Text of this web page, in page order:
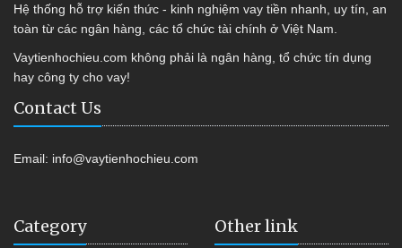
Hệ thống hỗ trợ kiến thức - kinh nghiệm vay tiền nhanh, uy tín, an
toàn từ các ngân hàng, các tổ chức tài chính ở Việt Nam.
Vaytienhochieu.com không phải là ngân hàng, tổ chức tín dụng
hay công ty cho vay!
Contact Us
Email: info@vaytienhochieu.com
Category Other link